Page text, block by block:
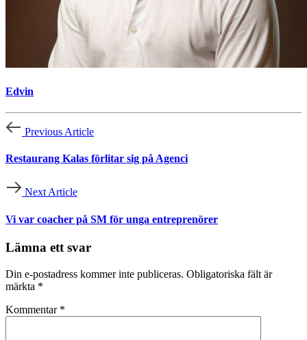
Edvin
Previous Article
Restaurang Kalas förlitar sig på Agenci
Next Article
Vi var coacher på SM för unga entreprenörer
Lämna ett svar
Din e-postadress kommer inte publiceras. Obligatoriska fält är
märkta *
Kommentar *